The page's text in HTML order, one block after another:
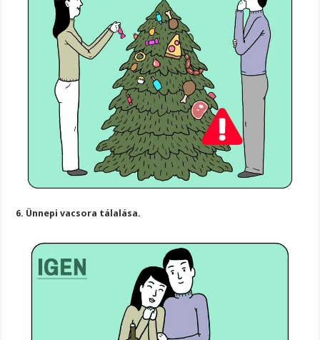
6. Ünnepi vacsora tálalása.